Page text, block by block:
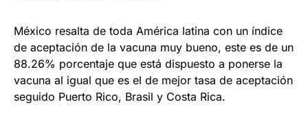
México resalta de toda América latina con un índice
de aceptación de la vacuna muy bueno, este es de un
88.26% porcentaje que está dispuesto a ponerse la
vacuna al igual que es el de mejor tasa de aceptación
seguido Puerto Rico, Brasil y Costa Rica.